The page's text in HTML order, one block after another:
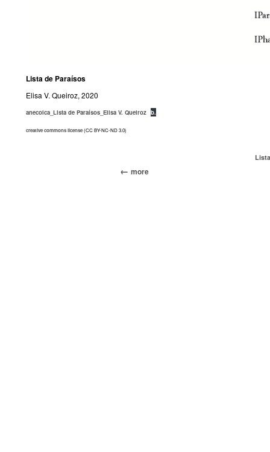
Lista de Paraísos
Elisa V. Queiroz, 2020
anecoica_Lista de Paraísos_Elisa V. Queiroz b.
creative commons license(CC BY-NC-ND 3.0)
more